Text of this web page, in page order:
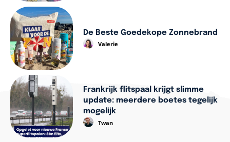
De Beste Goedekope Zonnebrand
Valerie
Frankrijk flitspaal krijgt slimme
update: meerdere boetes tegelijk
mogelijk
Twan